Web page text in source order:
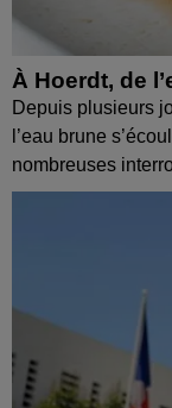
À Hoerdt, de
Depuis plusieurs
l’eau brune
nombreuses